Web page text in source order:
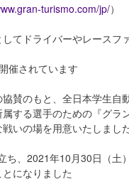
turismo.com/jp/）
てドライバーやレースフ
催されています
賛のもと、全日本学生自
する選手のための『グラ
いの場を用意いたしまし
ち、2021年10月30日（土
になりました